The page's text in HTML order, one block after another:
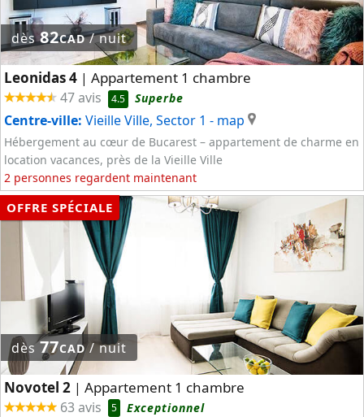
dès82CAD/ nuit
Leonidas 4 | Appartement 1 chambre
47 avis 4.5 Superbe
Centre-ville: Vieille Ville, Sector 1 - map
Hébergement au cœur de Bucarest – appartement de charme en
location vacances, près de la Vieille Ville
2 personnes regardent maintenant
OFFRE SPÉCIALE
dès77CAD/ nuit
Novotel 2 | Appartement 1 chambre
63 avis 5 Exceptionnel